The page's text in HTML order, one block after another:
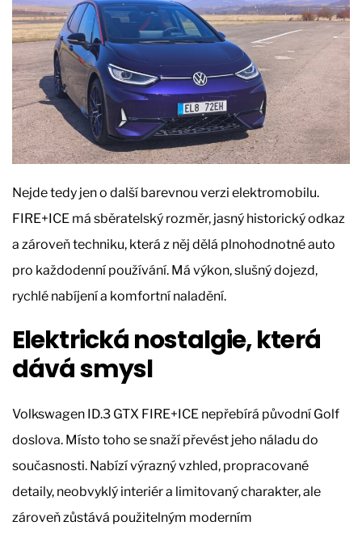
Nejde tedy jen o další barevnou verzi elektromobilu.
FIRE+ICE má sběratelský rozměr, jasný historický odkaz
a zároveň techniku, která z něj dělá plnohodnotné auto
pro každodenní používání. Má výkon, slušný dojezd,
rychlé nabíjení a komfortní naladění.
Elektrická nostalgie, která
dává smysl
Volkswagen ID.3 GTX FIRE+ICE nepřebírá původní Golf
doslova. Místo toho se snaží převést jeho náladu do
současnosti. Nabízí výrazný vzhled, propracované
detaily, neobvyklý interiér a limitovaný charakter, ale
zároveň zůstává použitelným moderním